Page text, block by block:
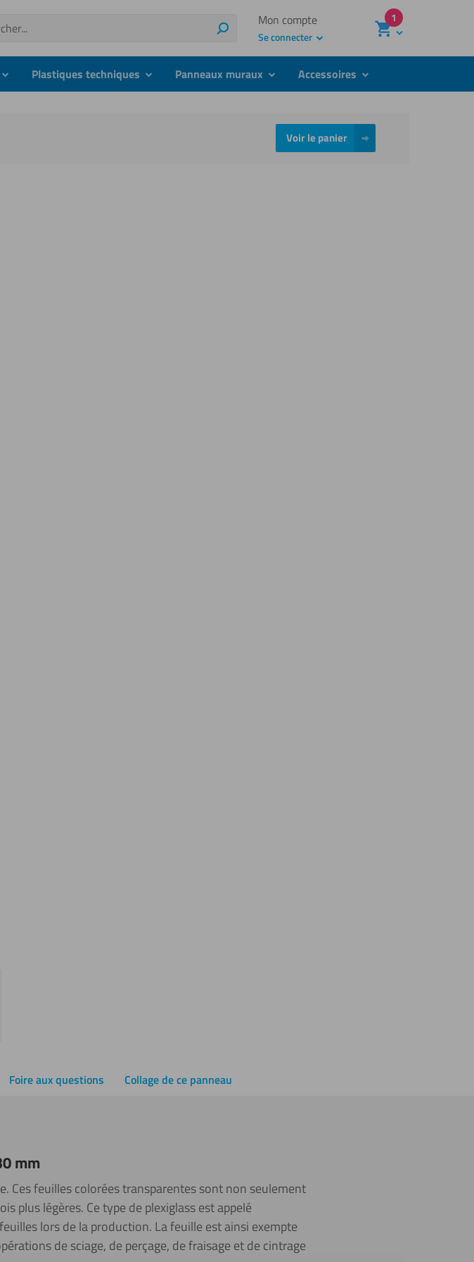
Recherche
Mon compte
Se connecter
1
submenuPlastiques techniques submenuPanneaux muraux submenuAccessoires submenu
Voir le panier
Foire aux questions Collage de ce panneau
mm
Ces feuilles colorées transparentes sont non seulement
plus légères. Ce type de plexiglass est appelé
lors de la production. La feuille est ainsi exempte
de sciage, de perçage, de fraisage et de cintrage